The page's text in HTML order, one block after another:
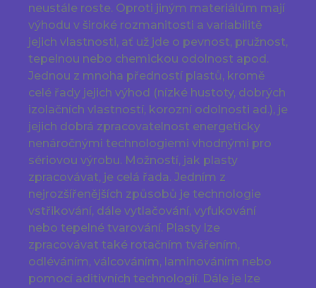
neustále roste. Oproti jiným materiálům mají
výhodu v široké rozmanitosti a variabilitě
jejich vlastnosti, ať už jde o pevnost, pružnost,
tepelnou nebo chemickou odolnost apod.
Jednou z mnoha předností plastů, kromě
celé řady jejich výhod (nízké hustoty, dobrých
izolačních vlastností, korozní odolnosti ad.), je
jejich dobrá zpracovatelnost energeticky
nenáročnými technologiemi vhodnými pro
sériovou výrobu. Možností, jak plasty
zpracovávat, je celá řada. Jedním z
nejrozšířenějších způsobů je technologie
vstřikování, dále vytlačování, vyfukování
nebo tepelné tvarování. Plasty lze
zpracovávat také rotačním tvářením,
odléváním, válcováním, laminováním nebo
pomocí aditivních technologií. Dále je lze